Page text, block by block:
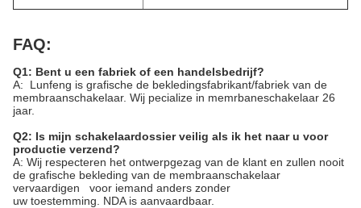
FAQ:
Q1: Bent u een fabriek of een handelsbedrijf?
A: Lunfeng is grafische de bekledingsfabrikant/fabriek van de
membraanschakelaar. Wij pecialize in memrbaneschakelaar 26
jaar.
Q2: Is mijn schakelaardossier veilig als ik het naar u voor
productie verzend?
A: Wij respecteren het ontwerpgezag van de klant en zullen nooit
de grafische bekleding van de membraanschakelaar
vervaardigen voor iemand anders zonder
uw toestemming. NDA is aanvaardbaar.